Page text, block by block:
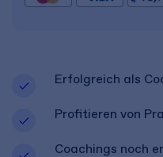
Erfolgreich als
Profitieren von
Coachings noch